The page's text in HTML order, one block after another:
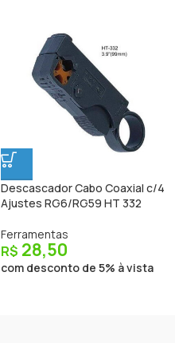
Descascador Cabo Coaxial c/4
Ajustes RG6/RG59 HT 332
Ferramentas
R$ 28,50
com desconto de 5% à vista